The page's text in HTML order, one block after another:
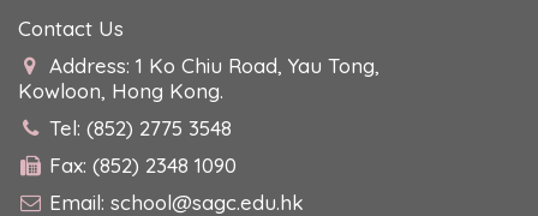
Contact Us
Address: 1 Ko Chiu Road, Yau Tong,
Kowloon, Hong Kong.
Tel: (852) 2775 3548
Fax: (852) 2348 1090
Email: school@sagc.edu.hk